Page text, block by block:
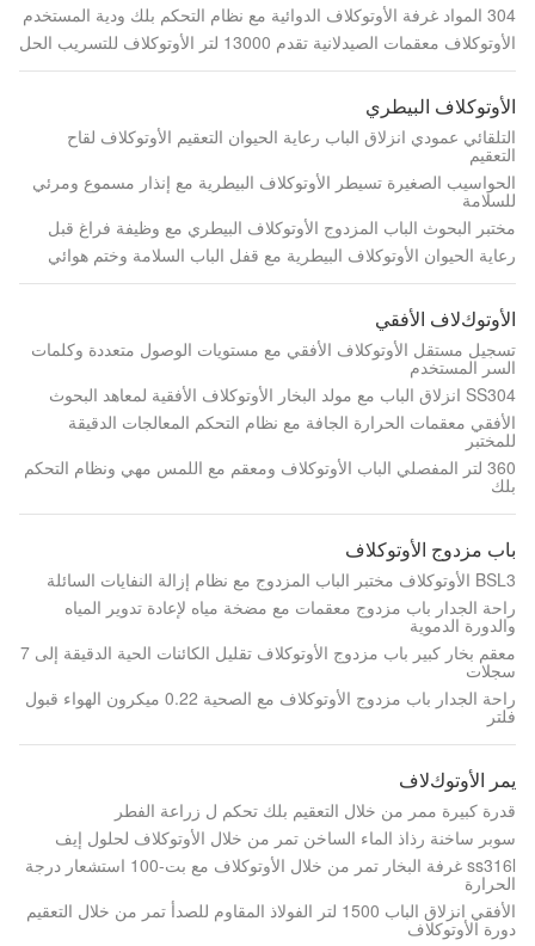
304 المواد غرفة الأوتوكلاف الدوائية مع نظام التحكم بلك ودية المستخدم
الأوتوكلاف معقمات الصيدلانية تقدم 13000 لتر الأوتوكلاف للتسريب الحل
الأوتوكلاف البيطري
التلقائي عمودي انزلاق الباب رعاية الحيوان التعقيم الأوتوكلاف لقاح
التعقيم
الحواسيب الصغيرة تسيطر الأوتوكلاف البيطرية مع إنذار مسموع ومرئي
للسلامة
مختبر البحوث الباب المزدوج الأوتوكلاف البيطري مع وظيفة فراغ قبل
رعاية الحيوان الأوتوكلاف البيطرية مع قفل الباب السلامة وختم هوائي
اﻷوتوكﻻف الأفقي
تسجيل مستقل الأوتوكلاف الأفقي مع مستويات الوصول متعددة وكلمات
السر المستخدم
SS304 انزلاق الباب مع مولد البخار الأوتوكلاف الأفقية لمعاهد البحوث
الأفقي معقمات الحرارة الجافة مع نظام التحكم المعالجات الدقيقة
للمختبر
360 لتر المفصلي الباب الأوتوكلاف ومعقم مع اللمس مهي ونظام التحكم
بلك
باب مزدوج الأوتوكلاف
BSL3 الأوتوكلاف مختبر الباب المزدوج مع نظام إزالة النفايات السائلة
راحة الجدار باب مزدوج معقمات مع مضخة مياه لإعادة تدوير المياه
والدورة الدموية
معقم بخار كبير باب مزدوج الأوتوكلاف تقليل الكائنات الحية الدقيقة إلى 7
سجلات
راحة الجدار باب مزدوج الأوتوكلاف مع الصحية 0.22 ميكرون الهواء قبول
فلتر
يمر اﻷوتوكﻻف
قدرة كبيرة ممر من خلال التعقيم بلك تحكم ل زراعة الفطر
سوبر ساخنة رذاذ الماء الساخن تمر من خلال الأوتوكلاف لحلول إيف
ss316l غرفة البخار تمر من خلال الأوتوكلاف مع بت-100 استشعار درجة
الحرارة
الأفقي انزلاق الباب 1500 لتر الفولاذ المقاوم للصدأ تمر من خلال التعقيم
دورة الأوتوكلاف